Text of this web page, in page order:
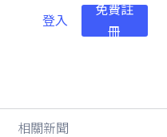
登入
免費註
冊
相關新聞